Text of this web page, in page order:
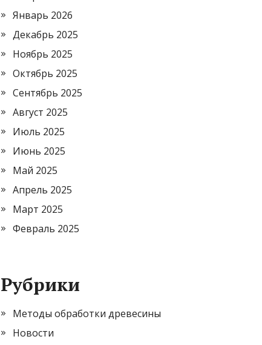
Январь 2026
Декабрь 2025
Ноябрь 2025
Октябрь 2025
Сентябрь 2025
Август 2025
Июль 2025
Июнь 2025
Май 2025
Апрель 2025
Март 2025
Февраль 2025
Рубрики
Методы обработки древесины
Новости